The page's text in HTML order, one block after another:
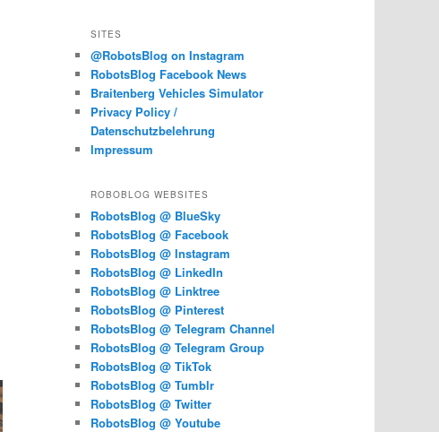
SITES
@RobotsBlog on Instagram
RobotsBlog Facebook News
Braitenberg Vehicles Simulator
Privacy Policy /
Datenschutzbelehrung
Impressum
ROBOBLOG WEBSITES
RobotsBlog @ BlueSky
RobotsBlog @ Facebook
RobotsBlog @ Instagram
RobotsBlog @ LinkedIn
RobotsBlog @ Linktree
RobotsBlog @ Pinterest
RobotsBlog @ Telegram Channel
RobotsBlog @ Telegram Group
RobotsBlog @ TikTok
RobotsBlog @ Tumblr
RobotsBlog @ Twitter
RobotsBlog @ Youtube